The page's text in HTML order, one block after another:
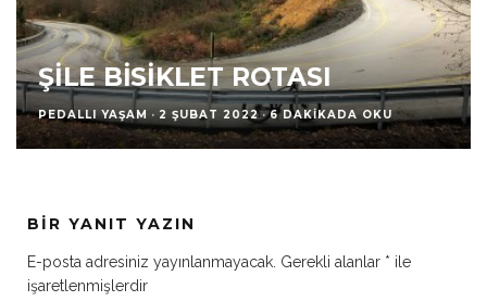
ŞILE BISIKLET ROTASI
PEDALLI YAŞAM · 2 ŞUBAT 2022 · 6 DAKIKADA OKU
BIR YANIT YAZIN
E-posta adresiniz yayınlanmayacak. Gerekli alanlar * ile
işaretlenmişlerdir